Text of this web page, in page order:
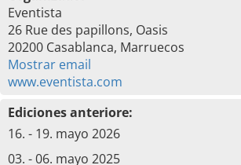
Eventista
26 Rue des papillons, Oasis
20200 Casablanca, Marruecos
Mostrar email
www.eventista.com
Ediciones anteriore:
16. - 19. mayo 2026
03. - 06. mayo 2025